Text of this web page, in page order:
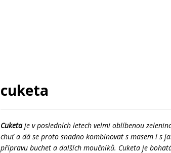
cuketa
Cuketaje v posledních letech velmi oblíbenou
chuť a dá se proto snadno kombinovat s masem i s
přípravu buchet a dalších moučníků. Cuketa je